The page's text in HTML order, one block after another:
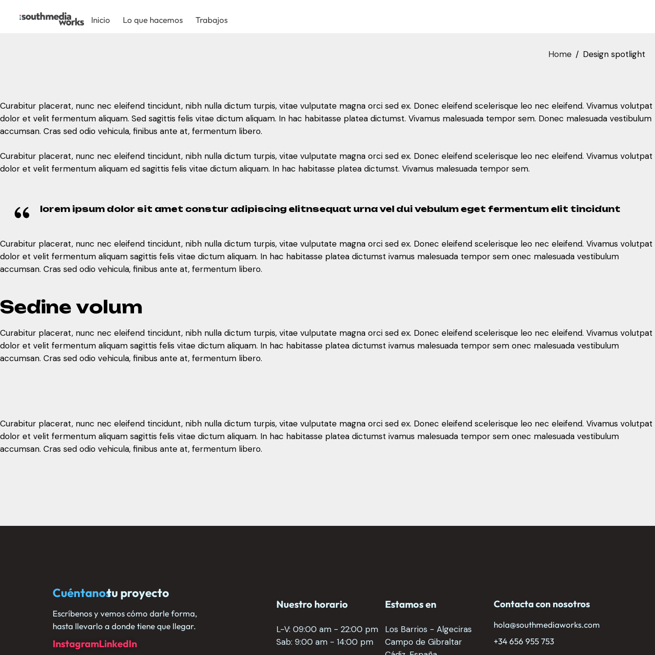
Inicio Lo que hacemos Trabajos
Home Design spotlight
Curabitur placerat, nunc nec eleifend tincidunt, nibh nulla dictum turpis, vitae vulputate magna orci sed ex. Donec eleifend scelerisque leo nec eleifend. Vivamus volutpat
dolor et velit fermentum aliquam. Sed sagittis felis vitae dictum aliquam. In hac habitasse platea dictumst. Vivamus malesuada tempor sem. Donec malesuada vestibulum
accumsan. Cras sed odio vehicula, finibus ante at, fermentum libero.
Curabitur placerat, nunc nec eleifend tincidunt, nibh nulla dictum turpis, vitae vulputate magna orci sed ex. Donec eleifend scelerisque leo nec eleifend. Vivamus volutpat
dolor et velit fermentum aliquam ed sagittis felis vitae dictum aliquam. In hac habitasse platea dictumst. Vivamus malesuada tempor sem.
lorem ipsum dolor sit amet constur adipiscing elitnsequat urna vel dui vebulum eget fermentum elit tincidunt
Curabitur placerat, nunc nec eleifend tincidunt, nibh nulla dictum turpis, vitae vulputate magna orci sed ex. Donec eleifend scelerisque leo nec eleifend. Vivamus volutpat
dolor et velit fermentum aliquam sagittis felis vitae dictum aliquam. In hac habitasse platea dictumst ivamus malesuada tempor sem onec malesuada vestibulum
accumsan. Cras sed odio vehicula, finibus ante at, fermentum libero.
Sedine volum
Curabitur placerat, nunc nec eleifend tincidunt, nibh nulla dictum turpis, vitae vulputate magna orci sed ex. Donec eleifend scelerisque leo nec eleifend. Vivamus volutpat
dolor et velit fermentum aliquam sagittis felis vitae dictum aliquam. In hac habitasse platea dictumst ivamus malesuada tempor sem onec malesuada vestibulum
accumsan. Cras sed odio vehicula, finibus ante at, fermentum libero.
Curabitur placerat, nunc nec eleifend tincidunt, nibh nulla dictum turpis, vitae vulputate magna orci sed ex. Donec eleifend scelerisque leo nec eleifend. Vivamus volutpat
dolor et velit fermentum aliquam sagittis felis vitae dictum aliquam. In hac habitasse platea dictumst ivamus malesuada tempor sem onec malesuada vestibulum
accumsan. Cras sed odio vehicula, finibus ante at, fermentum libero.
Cuéntanostu proyecto
Escríbenos y vemos cómo darle forma,
hasta llevarlo a donde tiene que llegar.
InstagramLinkedIn
Nuestro horario
L-V: 09:00 am - 22:00 pm
Sab: 9:00 am - 14:00 pm
Estamos en
Los Barrios - Algeciras
Campo de Gibraltar
Contacta con nosotros
hola@southmediaworks.com
+34 656 955 753